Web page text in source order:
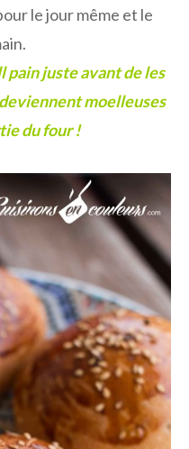
le jour même et le
pain juste avant de les
moelleuses
du four !